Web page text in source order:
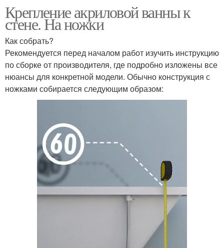
Крепление акриловой ванны к
стене. На ножки
Как собрать?
Рекомендуется перед началом работ изучить инструкцию
по сборке от производителя, где подробно изложены все
нюансы для конкретной модели. Обычно конструкция с
ножками собирается следующим образом: